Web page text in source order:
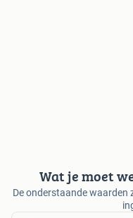
Wat je moet
De onderstaande waarden